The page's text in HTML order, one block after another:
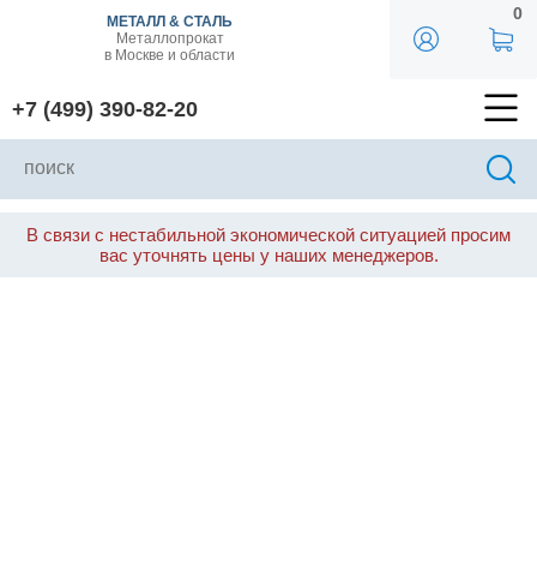
МЕТАЛЛ & СТАЛЬ
Металлопрокат
в Москве и области
+7 (499) 390-82-20
0
В связи с нестабильной экономической ситуацией просим
вас уточнять цены у наших менеджеров.